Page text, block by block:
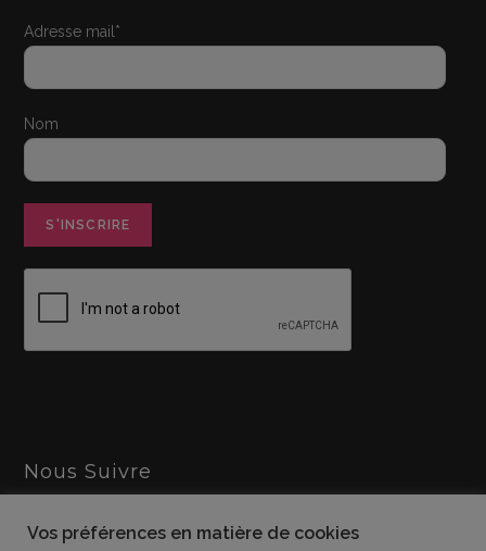
Adresse mail*
Nom
Nous Suivre
Vos préférences en matière de cookies